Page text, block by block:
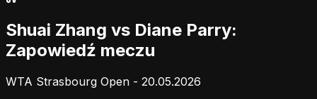
Shuai Zhang vs Diane Parry:
Zapowiedź meczu
WTA Strasbourg Open - 20.05.2026